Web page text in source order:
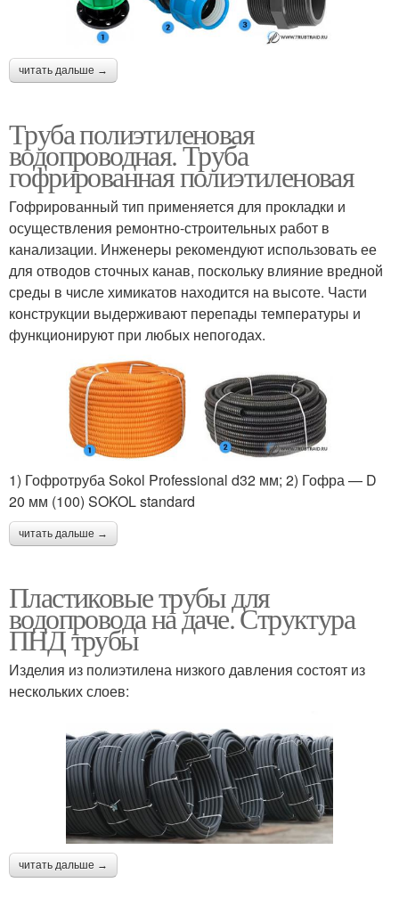
читать дальше →
Труба полиэтиленовая
водопроводная. Труба
гофрированная полиэтиленовая
Гофрированный тип применяется для прокладки и
осуществления ремонтно-строительных работ в
канализации. Инженеры рекомендуют использовать ее
для отводов сточных канав, поскольку влияние вредной
среды в числе химикатов находится на высоте. Части
конструкции выдерживают перепады температуры и
функционируют при любых непогодах.
1) Гофротруба Sokol Professional d32 мм; 2) Гофра — D
20 мм (100) SOKOL standard
читать дальше →
Пластиковые трубы для
водопровода на даче. Структура
ПНД трубы
Изделия из полиэтилена низкого давления состоят из
нескольких слоев:
читать дальше →